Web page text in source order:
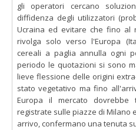
gli operatori cercano
diffidenza degli utilizzatori
Ucraina ed evitare che fino al
rivolga solo verso l'Europa
cereali a paglia annulla ogni
periodo le quotazioni si sono
lieve flessione delle origini
stato vegetativo ma fino
Europa il mercato
registrate sulle piazze di Milano
arrivo, confermano una tenuta